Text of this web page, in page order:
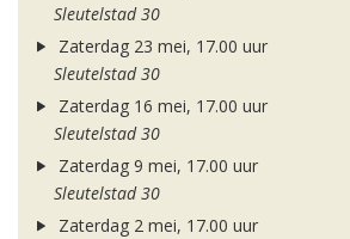
Sleutelstad 30
Zaterdag 23 mei, 17.00 uur
Sleutelstad 30
Zaterdag 16 mei, 17.00 uur
Sleutelstad 30
Zaterdag 9 mei, 17.00 uur
Sleutelstad 30
Zaterdag 2 mei, 17.00 uur